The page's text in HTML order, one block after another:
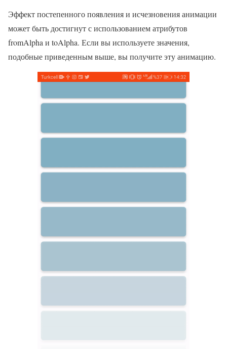
Эффект постепенного появления и исчезновения анимации
может быть достигнут с использованием атрибутов
fromAlpha и toAlpha. Если вы используете значения,
подобные приведенным выше, вы получите эту анимацию.